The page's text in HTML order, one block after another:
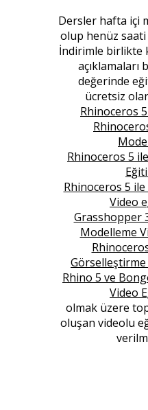
Dersler hafta içi
olup henüz saati
İndirimle birlikte
açıklamaları
değerinde
ücretsiz
Rhinoceros
Rhinoceros 5
Rhinoceros 5
Video
Grasshopper
Modelleme
Görselleştirme
Rhino 5 ve
Video
olmak üzere
oluşan videolu